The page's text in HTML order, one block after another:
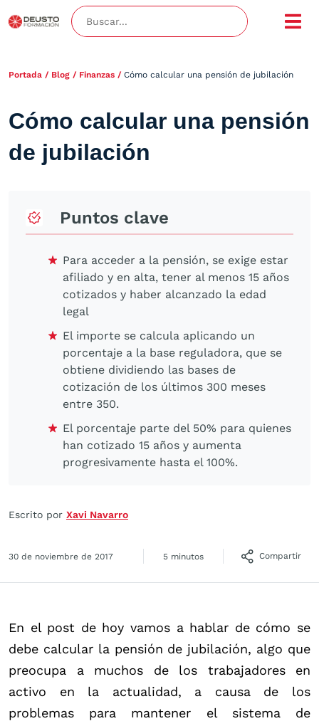
Portada / Blog / Finanzas / Cómo calcular una pensión de jubilación
Cómo calcular una pensión
de jubilación
Puntos clave
Para acceder a la pensión, se exige estar
afiliado y en alta, tener al menos 15 años
cotizados y haber alcanzado la edad
legal
El importe se calcula aplicando un
porcentaje a la base reguladora, que se
obtiene dividiendo las bases de
cotización de los últimos 300 meses
entre 350.
El porcentaje parte del 50% para quienes
han cotizado 15 años y aumenta
progresivamente hasta el 100%.
Escrito por Xavi Navarro
30 de noviembre de 2017 5 minutos Compartir
En el post de hoy vamos a hablar de cómo se
debe calcular la pensión de jubilación, algo que
preocupa a muchos de los trabajadores en
activo en la actualidad, a causa de los
problemas para mantener el sistema de